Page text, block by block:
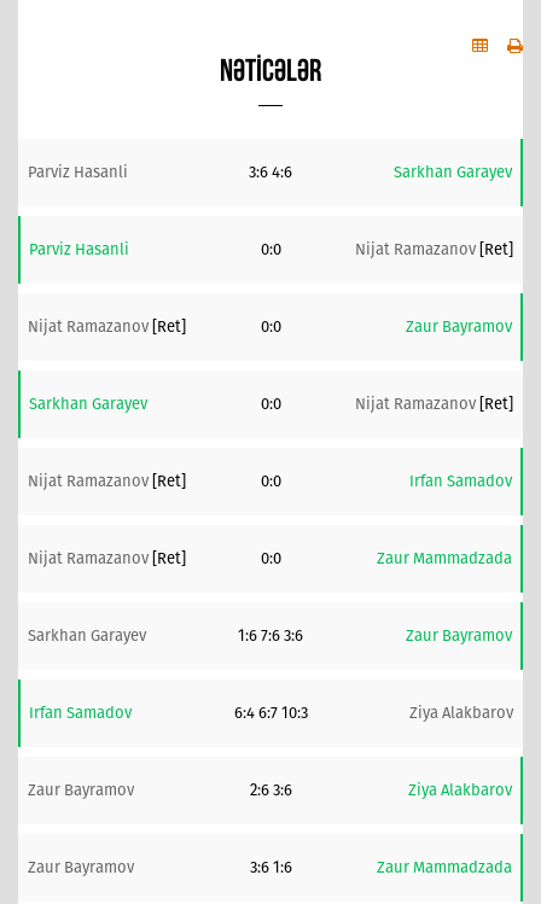
NƏTICƏLƏR
Parviz Hasanli 3:6 4:6 Sarkhan Garayev
Parviz Hasanli 0:0 Nijat Ramazanov [ret]
Nijat Ramazanov [ret] 0:0 Zaur Bayramov
Sarkhan Garayev 0:0 Nijat Ramazanov [ret]
Nijat Ramazanov [ret] 0:0 Irfan Samadov
Nijat Ramazanov [ret] 0:0 Zaur Mammadzada
Sarkhan Garayev 1:6 7:6 3:6 Zaur Bayramov
Irfan Samadov 6:4 6:7 10:3 Ziya Alakbarov
Zaur Bayramov 2:6 3:6 Ziya Alakbarov
Zaur Bayramov 3:6 1:6 Zaur Mammadzada